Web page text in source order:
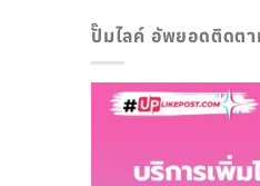
ปั๊มไลค์ อัพยอดติดตา